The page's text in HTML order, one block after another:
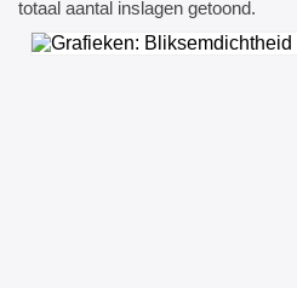
totaal aantal inslagen getoond.